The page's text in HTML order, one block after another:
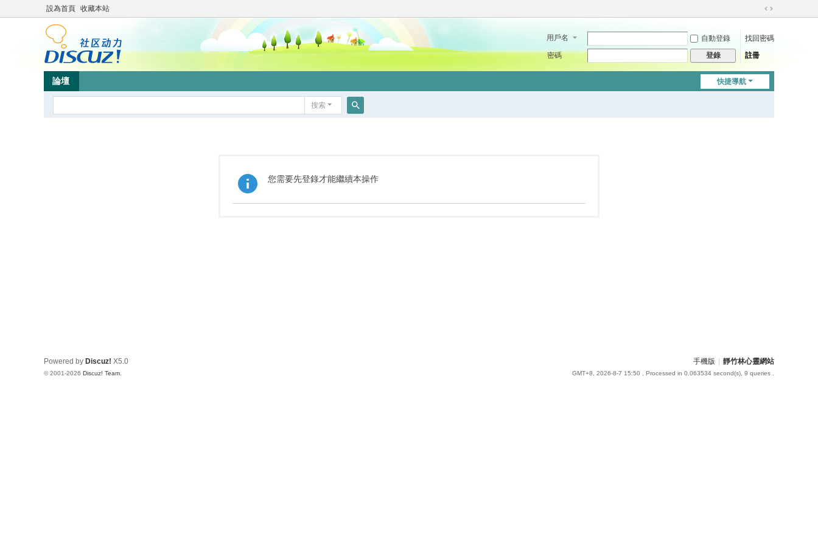
設為首頁 收藏本站
切
到
用戶名 自動登錄
找回密碼
密碼
登錄 註冊
快捷導航
論壇
搜索
您需要先登錄才能繼續本操作
手機版 靜竹林心靈網站
GMT+8, 2026-8-7 15:50 , Processed in 0.063534 second(s), 9 queries .
Powered by Discuz! X5.0
© 2001-2026 Discuz! Team